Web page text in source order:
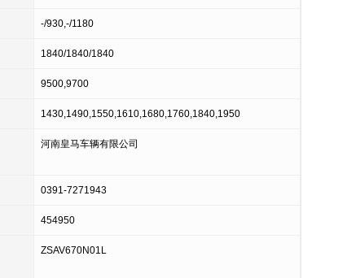
-/930,-/1180
1840/1840/1840
9500,9700
1430,1490,1550,1610,1680,1760,1840,1950
河南皇马车辆有限公司
0391-7271943
454950
ZSAV670N01L